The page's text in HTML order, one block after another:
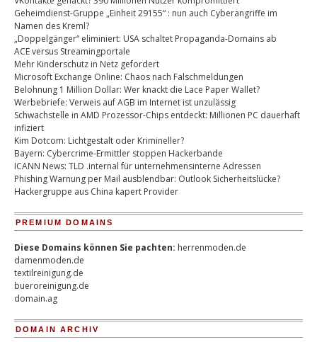
Geheimdienst-Gruppe „Einheit 29155“ : nun auch Cyberangriffe im
Namen des Kreml?
„Doppelgänger“ eliminiert: USA schaltet Propaganda-Domains ab
ACE versus Streamingportale
Mehr Kinderschutz in Netz gefordert
Microsoft Exchange Online: Chaos nach Falschmeldungen
Belohnung 1 Million Dollar: Wer knackt die Lace Paper Wallet?
Werbebriefe: Verweis auf AGB im Internet ist unzulässig
Schwachstelle in AMD Prozessor-Chips entdeckt: Millionen PC dauerhaft
infiziert
Kim Dotcom: Lichtgestalt oder Krimineller?
Bayern: Cybercrime-Ermittler stoppen Hackerbande
ICANN News: TLD .internal für unternehmensinterne Adressen
Phishing Warnung per Mail ausblendbar: Outlook Sicherheitslücke?
Hackergruppe aus China kapert Provider
PREMIUM DOMAINS
Diese Domains können Sie pachten: herrenmoden.de
damenmoden.de
textilreinigung.de
bueroreinigung.de
domain.ag
DOMAIN ARCHIV